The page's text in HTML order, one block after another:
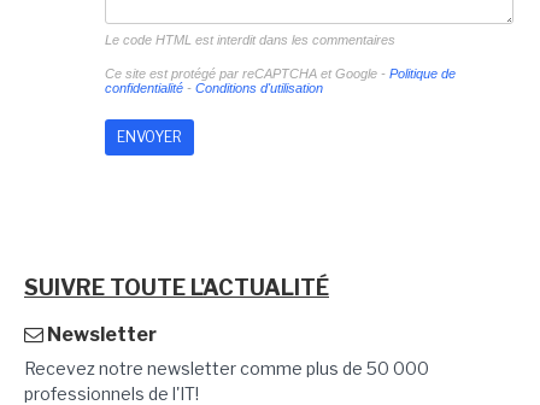
Le code HTML est interdit dans les commentaires
Ce site est protégé par reCAPTCHA et Google - Politique de
confidentialité- Conditions d'utilisation
SUIVRE TOUTE L'ACTUALITÉ
Newsletter
Recevez notre newsletter comme plus de 50 000
professionnels de l'IT!